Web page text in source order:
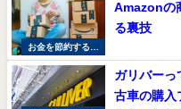
お金を節約する方
法
Amazonの
る裏技
ガリバーっ
古車の購入